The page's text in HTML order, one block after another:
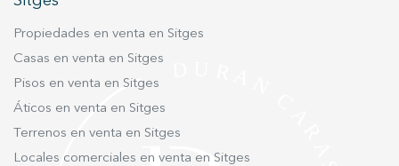
Propiedades en venta en Sitges
Casas en venta en Sitges
Pisos en venta en Sitges
Áticos en venta en Sitges
Terrenos en venta en Sitges
Locales comerciales en venta en Sitges
mejor experiencia a través de productos recomendados.
Marketing y publicidad
Estas cookies son utilizadas para almacenar información
a través de la observación continuada de sus hábitos de
navegación. Gracias a ellas, podemos conocer los hábitos
de navegación en el sitio web y mostrar publicidad
relacionada con el perfil de navegación del usuario.